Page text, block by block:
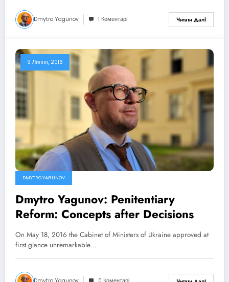
Dmytro Yagunov 1 Коментарі Читати Далі
9 Липня, 2016
DMYTRO YAGUNOV
Dmytro Yagunov: Penitentiary
Reform: Concepts after Decisions
On May 18, 2016 the Cabinet of Ministers of Ukraine approved at
first glance unremarkable…